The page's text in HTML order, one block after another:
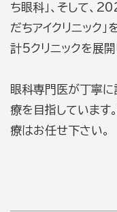
ち眼科」、そして、
だちアイクリニック
計5クリニックを展開
眼科専門医が丁寧に
療を目指しています
療はお任せ下さい。